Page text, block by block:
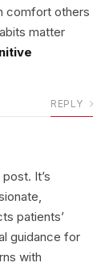
comfort others
matter
REPLY
It’s
patients’
guidance for
with